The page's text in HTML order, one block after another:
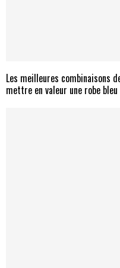
Les meilleures combinaisons
mettre en valeur une robe